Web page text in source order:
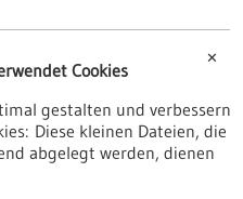
schon jetzt ist die
Aber wie genau? Was ist
✕
Cookies
gestalten und verbessern
Diese kleinen Dateien, die
abgelegt werden, dienen